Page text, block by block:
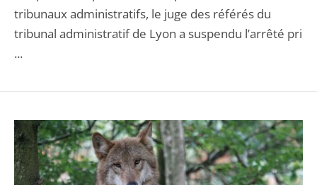
tribunaux administratifs, le juge des référés du
tribunal administratif de Lyon a suspendu l’arrêté pri
...